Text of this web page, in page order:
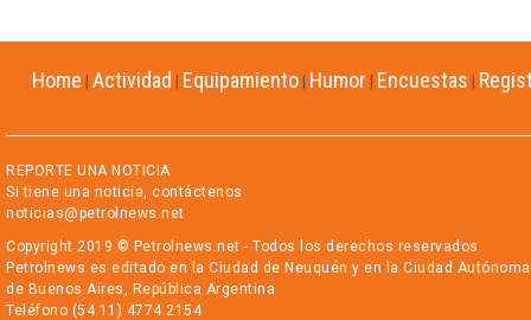
Home Actividad Equipamiento Humor Encuestas
REPORTE UNA NOTICIA
Si tiene una noticia, contáctenos
noticias@petrolnews.net
Copyright 2019 © Petrolnews.net - Todos los derechos reservados
Petrolnews es editado en la Ciudad de Neuquén y en la Ciudad Autónoma
de Buenos Aires, República Argentina
Teléfono (54 11) 4774 2154